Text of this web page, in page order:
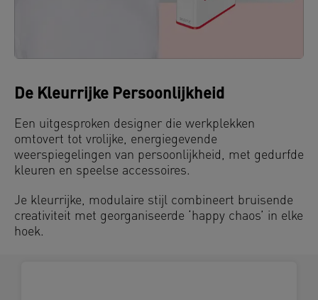
De Kleurrijke Persoonlijkheid
Een uitgesproken designer die werkplekken
omtovert tot vrolijke, energiegevende
weerspiegelingen van persoonlijkheid, met gedurfde
kleuren en speelse accessoires.
Je kleurrijke, modulaire stijl combineert bruisende
creativiteit met georganiseerde ‘happy chaos’ in elke
hoek.